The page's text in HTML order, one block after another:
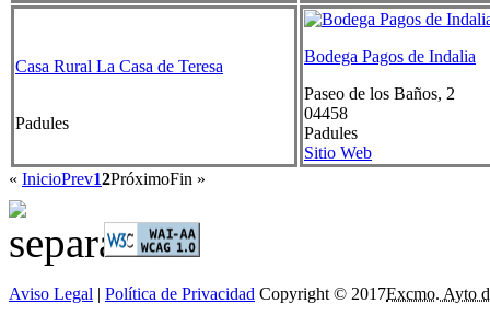
Casa Rural La Casa de Teresa
Padules
Bodega Pagos de Indalia
Paseo de los Baños, 2
04458
Padules
Sitio Web
« InicioPrev12PróximoFin »
Aviso Legal | Política de Privacidad Copyright © 2017Excmo. Ayto